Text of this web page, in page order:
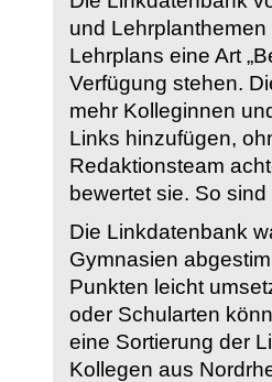
und
Lehrplans eine Art
Verfügung stehen.
mehr Kolleginnen
Links hinzufügen,
Redaktionsteam
bewertet sie. So
Die Linkdatenbank
Gymnasien
Punkten leicht
oder Schularten
eine Sortierung der
Kollegen aus